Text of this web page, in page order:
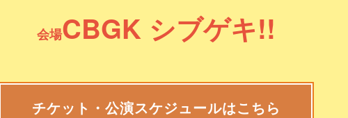
会場CBGK シブゲキ!!
チケット・公演スケジュールはこちら